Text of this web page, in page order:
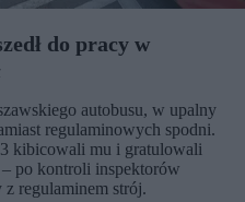
do pracy w
autobusu, w upalny
regulaminowych spodni.
kibicowali mu i gratulowali
po kontroli inspektorów
z regulaminem strój.